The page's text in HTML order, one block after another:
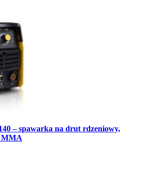
– spawarka na drut rdzeniowy,
MMA